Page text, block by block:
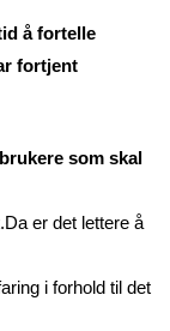
å fortelle
fortjent
som skal
er det lettere å
i forhold til det